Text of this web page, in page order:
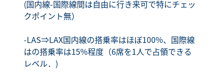
(国内線-国際線間は自由に行き来可で特にチェッ
クポイント無）
-LAS⇒LAX国内線の搭乗率はほぼ100%、国際線
はの搭乗率は15%程度（6席を1人で占領できる
レベル．)